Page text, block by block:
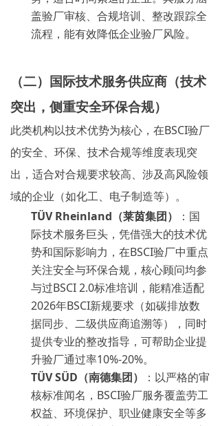
盖验厂审核、合规培训、整改跟踪全
流程，能有效降低企业验厂风险。
（二）国际技术服务供应商（技术
突出，侧重安全环保合规）
此类机构以技术优势为核心，在BSCI验厂
的安全、环保、技术合规等维度表现突
出，适合对合规要求较高、涉及高风险领
域的企业（如化工、电子制造等）。
TÜV Rheinland（莱茵集团）
：国
际技术服务巨头，凭借强大的技术优
势和国际影响力，在BSCI验厂中重点
关注安全与环保合规，核心顾问均参
与过BSCI 2.0标准培训，能精准适配
2026年BSCI新规要求（如碳排放数
据同步、二级供应商追溯等），同时
提供专业的整改指导，可帮助企业提
升验厂通过率10%-20%。
TÜV SÜD（南德集团）
：以严格的审
核标准闻名，BSCI验厂服务覆盖劳工
权益、环境保护、职业健康安全等多